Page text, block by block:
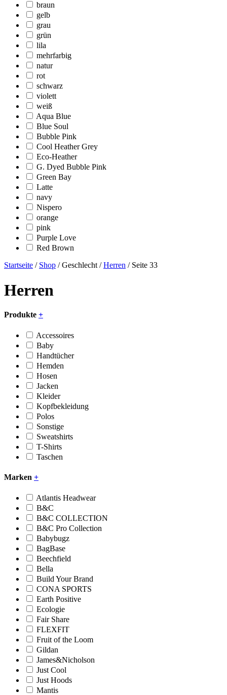
braun
gelb
grau
grün
lila
mehrfarbig
natur
rot
schwarz
violett
weiß
Aqua Blue
Blue Soul
Bubble Pink
Cool Heather Grey
Eco-Heather
G. Dyed Bubble Pink
Green Bay
Latte
navy
Nispero
orange
pink
Purple Love
Red Brown
Startseite / Shop / Geschlecht /Herren / Seite 33
Herren
Produkte +
Accessoires
Baby
Handtücher
Hemden
Hosen
Jacken
Kleider
Kopfbekleidung
Polos
Sonstige
Sweatshirts
T-Shirts
Taschen
Marken +
Atlantis Headwear
B&C
B&C COLLECTION
B&C Pro Collection
Babybugz
BagBase
Beechfield
Bella
Build Your Brand
CONA SPORTS
Earth Positive
Ecologie
Fair Share
FLEXFIT
Fruit of the Loom
Gildan
James&Nicholson
Just Cool
Just Hoods
Mantis